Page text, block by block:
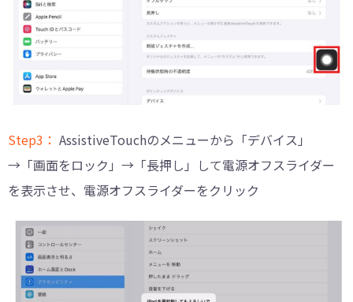
Step3： AssistiveTouchのメニューから「デバイス」
→「画面をロック」→「長押し」して電源オフスライダー
を表示させ、電源オフスライダーをクリック